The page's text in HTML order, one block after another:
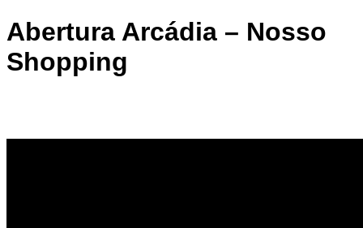
Abertura Arcádia – Nosso
Shopping